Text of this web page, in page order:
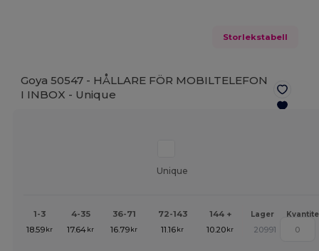
Storlekstabell
Goya 50547 - HÅLLARE FÖR MOBILTELEFON
I INBOX - Unique
Unique
1-3 4-35 36-71 72-143 144 + Lager
18.59 kr 17.64 kr 16.79 kr 11.16 kr 10.20 kr 20991